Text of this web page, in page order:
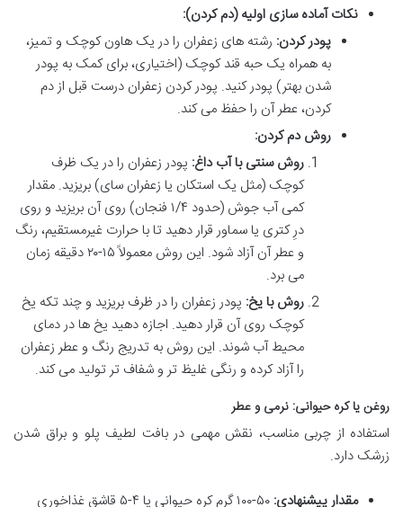
نکات آماده سازی اولیه (دم کردن):
پودر کردن: رشته های زعفران را در یک هاون کوچک و تمیز،
به همراه یک حبه قند کوچک (اختیاری، برای کمک به پودر
شدن بهتر) پودر کنید. پودر کردن زعفران درست قبل از دم
کردن، عطر آن را حفظ می کند.
روش دم کردن:
روش سنتی با آب داغ: پودر زعفران را در یک ظرف
کوچک (مثل یک استکان یا زعفران سای) بریزید. مقدار
کمی آب جوش (حدود ۱/۴ فنجان) روی آن بریزید و روی
درِ کتری یا سماور قرار دهید تا با حرارت غیرمستقیم، رنگ
و عطر آن آزاد شود. این روش معمولاً ۱۵-۲۰ دقیقه زمان
می برد.
روش با یخ: پودر زعفران را در ظرف بریزید و چند تکه یخ
کوچک روی آن قرار دهید. اجازه دهید یخ ها در دمای
محیط آب شوند. این روش به تدریج رنگ و عطر زعفران
را آزاد کرده و رنگی غلیظ تر و شفاف تر تولید می کند.
روغن یا کره حیوانی: نرمی و عطر
استفاده از چربی مناسب، نقش مهمی در بافت لطیف پلو و براق شدن
زرشک دارد.
مقدار پیشنهادی:
۵۰-۱۰۰ گرم کره حیوانی یا ۴-۵ قاشق غذاخوری